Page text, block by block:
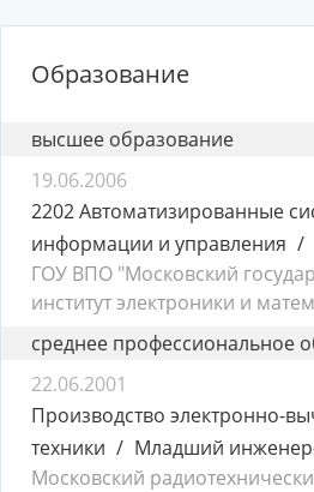
Образование
высшее образование
19.06.2006
2202 Автоматизированные
информации и управления
ГОУ ВПО "Московский
институт электроники и
среднее профессиональное
22.06.2001
Производство электронно-
техники
Младший
Московский